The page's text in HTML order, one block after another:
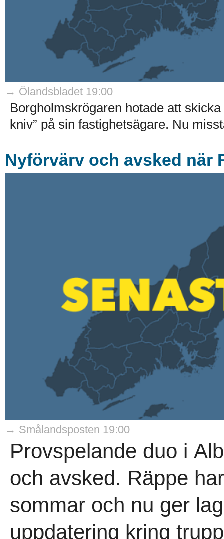
→ Ölandsbladet 19:00
Borgholmskrögaren hotade att
kniv” på sin fastighetsägare. Nu
Nyförvärv och avsked när
→ Smålandsposten 19:00
Provspelande duo i
och avsked. Räppe
sommar och nu ger
uppdatering kring